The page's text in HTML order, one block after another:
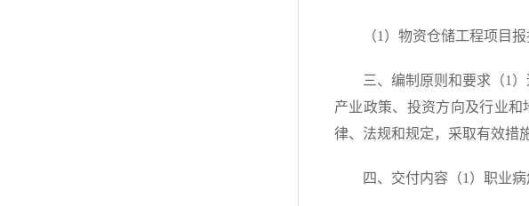
（1）物资仓储工程项目
三、编制原则和要求（1
产业政策、投资方向及行业
律、法规和规定，采取有效措
四、交付内容（1）职业